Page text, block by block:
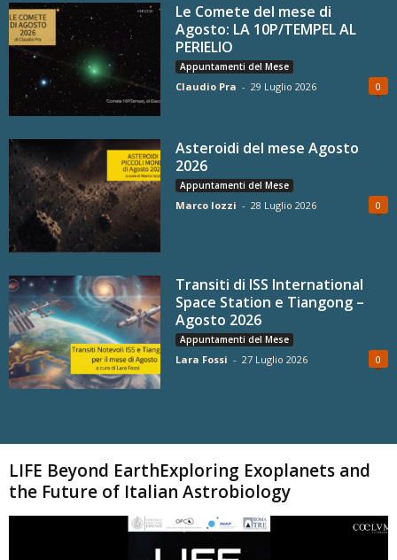
Le Comete del mese di
Agosto: LA 10P/TEMPEL AL
PERIELIO
Appuntamenti del Mese
Claudio Pra - 29 Luglio 2026 0
Asteroidi del mese Agosto
2026
Appuntamenti del Mese
Marco Iozzi - 28 Luglio 2026 0
Transiti di ISS International
Space Station e Tiangong –
Agosto 2026
Appuntamenti del Mese
Lara Fossi - 27 Luglio 2026 0
LIFE Beyond EarthExploring Exoplanets and
the Future of Italian Astrobiology